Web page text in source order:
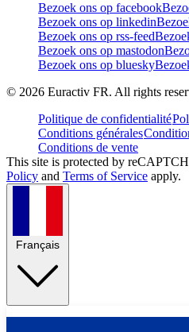
Bezoek ons op facebook
Bezoek ons op linkedin
Bezoek ons op rss-feed
Bezoek ons op mastodon
Bezoek ons op bluesky
© 2026 Euractiv FR. All rights
Politique de confidentialité
Conditions générales
Conditions de vente
This site is protected by
Policy and Terms of Service apply.
Français